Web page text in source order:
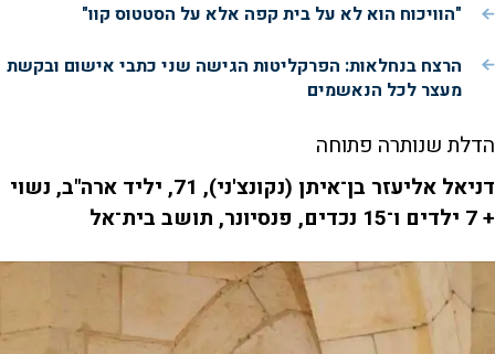
"הוויכוח הוא לא על בית קפה אלא על הסטטוס קוו"
הרצח בנחלאות: הפרקליטות הגישה שני כתבי אישום ובקשת
מעצר לכל הנאשמים
הדלת שנותרה פתוחה
דניאל אליעזר בן־איתן (נקונצ'ני), 71, יליד ארה"ב, נשוי
+ 7 ילדים ו־15 נכדים, פנסיונר, תושב בית־אל